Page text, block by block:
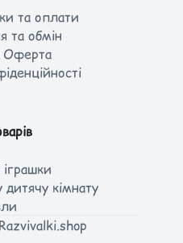
та оплати
та обмін
Оферта
іграшки
дитячу кімнату